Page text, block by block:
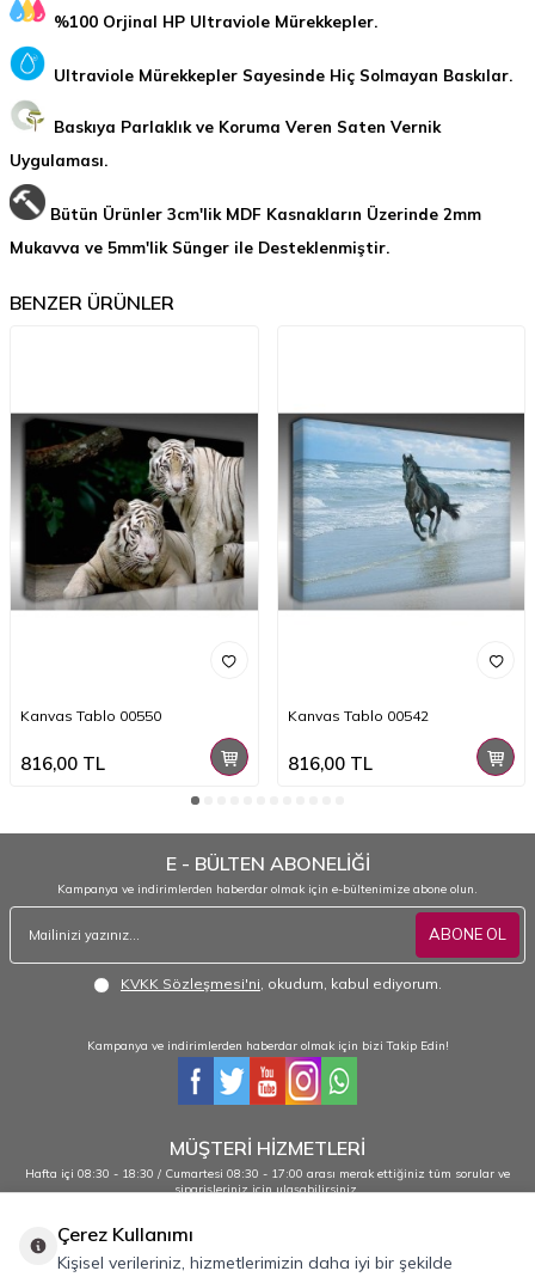
%100 Orjinal HP Ultraviole Mürekkepler.
Ultraviole Mürekkepler Sayesinde Hiç Solmayan Baskılar.
Baskıya Parlaklık ve Koruma Veren Saten Vernik
Uygulaması.
Bütün Ürünler 3cm'lik MDF Kasnakların Üzerinde 2mm
Mukavva ve 5mm'lik Sünger ile Desteklenmiştir.
BENZER ÜRÜNLER
Kanvas Tablo 00550
816,00 TL
Kanvas Tablo 00542
816,00TL
E - BÜLTEN ABONELİĞİ
Kampanya ve indirimlerden haberdar olmak için e-bültenimize abone olun.
ABONE OL
KVKK Sözleşmesi'ni , okudum, kabul ediyorum.
Kampanya ve indirimlerden haberdar olmak için bizi Takip Edin!
MÜŞTERİ HİZMETLERİ
Hafta içi 08:30 - 18:30 / Cumartesi 08:30 - 17:00 arası merak ettiğiniz tüm sorular ve
siparişleriniz için ulaşabilirsiniz.
0232 484 38 44 - 0533 330 88 95
Çerez Kullanımı
Kişisel verileriniz, hizmetlerimizin daha iyi bir şekilde